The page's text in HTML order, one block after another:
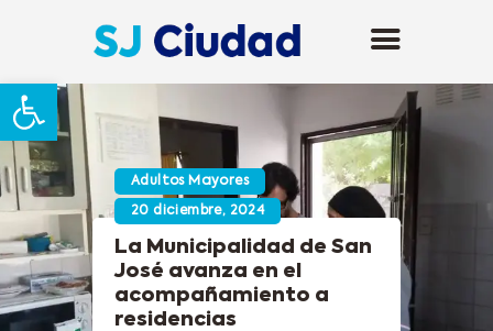
Abrir barra de herramientas
Adultos Mayores
20 diciembre, 2024
La Municipalidad de San
José avanza en el
acompañamiento a
residencias